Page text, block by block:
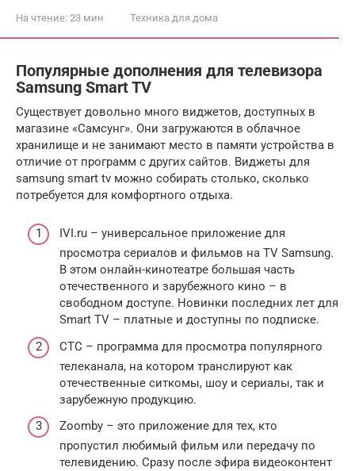
На чтение: 23 мин Техника для дома
Популярные дополнения для телевизора
Samsung Smart TV
Существует довольно много виджетов, доступных в
магазине «Самсунг». Они загружаются в облачное
хранилище и не занимают место в памяти устройства в
отличие от программ с других сайтов. Виджеты для
samsung smart tv можно собирать столько, сколько
потребуется для комфортного отдыха.
IVI.ru – универсальное приложение для
просмотра сериалов и фильмов на TV Samsung.
В этом онлайн-кинотеатре большая часть
отечественного и зарубежного кино – в
свободном доступе. Новинки последних лет для
Smart TV – платные и доступны по подписке.
СТС – программа для просмотра популярного
телеканала, на котором транслируют как
отечественные ситкомы, шоу и сериалы, так и
зарубежную продукцию.
Zoomby – это приложение для тех, кто
пропустил любимый фильм или передачу по
телевидению. Сразу после эфира видеоконтент